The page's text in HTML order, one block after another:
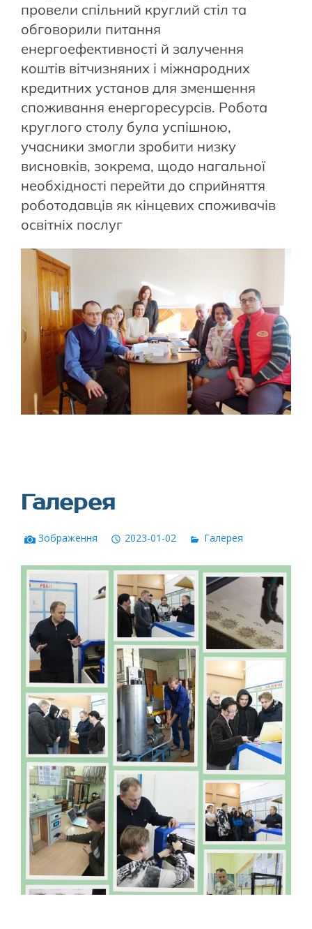
провели спільний круглий стіл та
обговорили питання
енергоефективності й залучення
коштів вітчизняних і міжнародних
кредитних установ для зменшення
споживання енергоресурсів. Робота
круглого столу була успішною,
учасники змогли зробити низку
висновків, зокрема, щодо нагальної
необхідності перейти до сприйняття
роботодавців як кінцевих споживачів
освітніх послуг
Галерея
Зображення 2023-01-02 Галерея